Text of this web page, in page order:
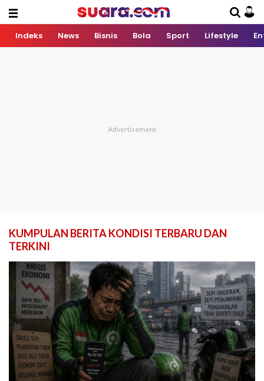
Indeks News Bisnis Bola Sport Lifestyle
KUMPULAN BERITA KONDISI TERBARU DAN
TERKINI